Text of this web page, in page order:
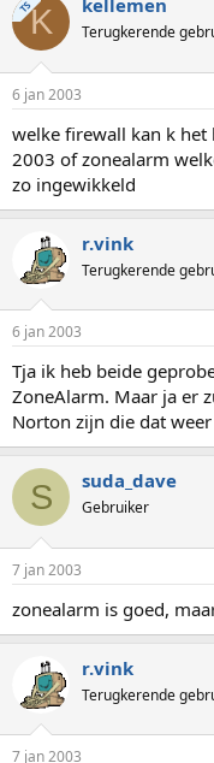
TSK kellemen
Terugkerende
6 jan 2003
welke firewall kan k
2003 of zonealarm
zo ingewikkeld
r.vink
Terugkerende
6 jan 2003
Tja ik heb beide
ZoneAlarm. Maar ja er
Norton zijn die dat
S suda_dave
Gebruiker
7 jan 2003
zonealarm is goed,
r.vink
Terugkerende
7 jan 2003